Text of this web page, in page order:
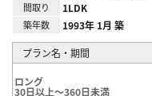
間取り 1LDK
築年数 1993年 1月 築
プラン名・期間
ロング
30日以上～360日未満